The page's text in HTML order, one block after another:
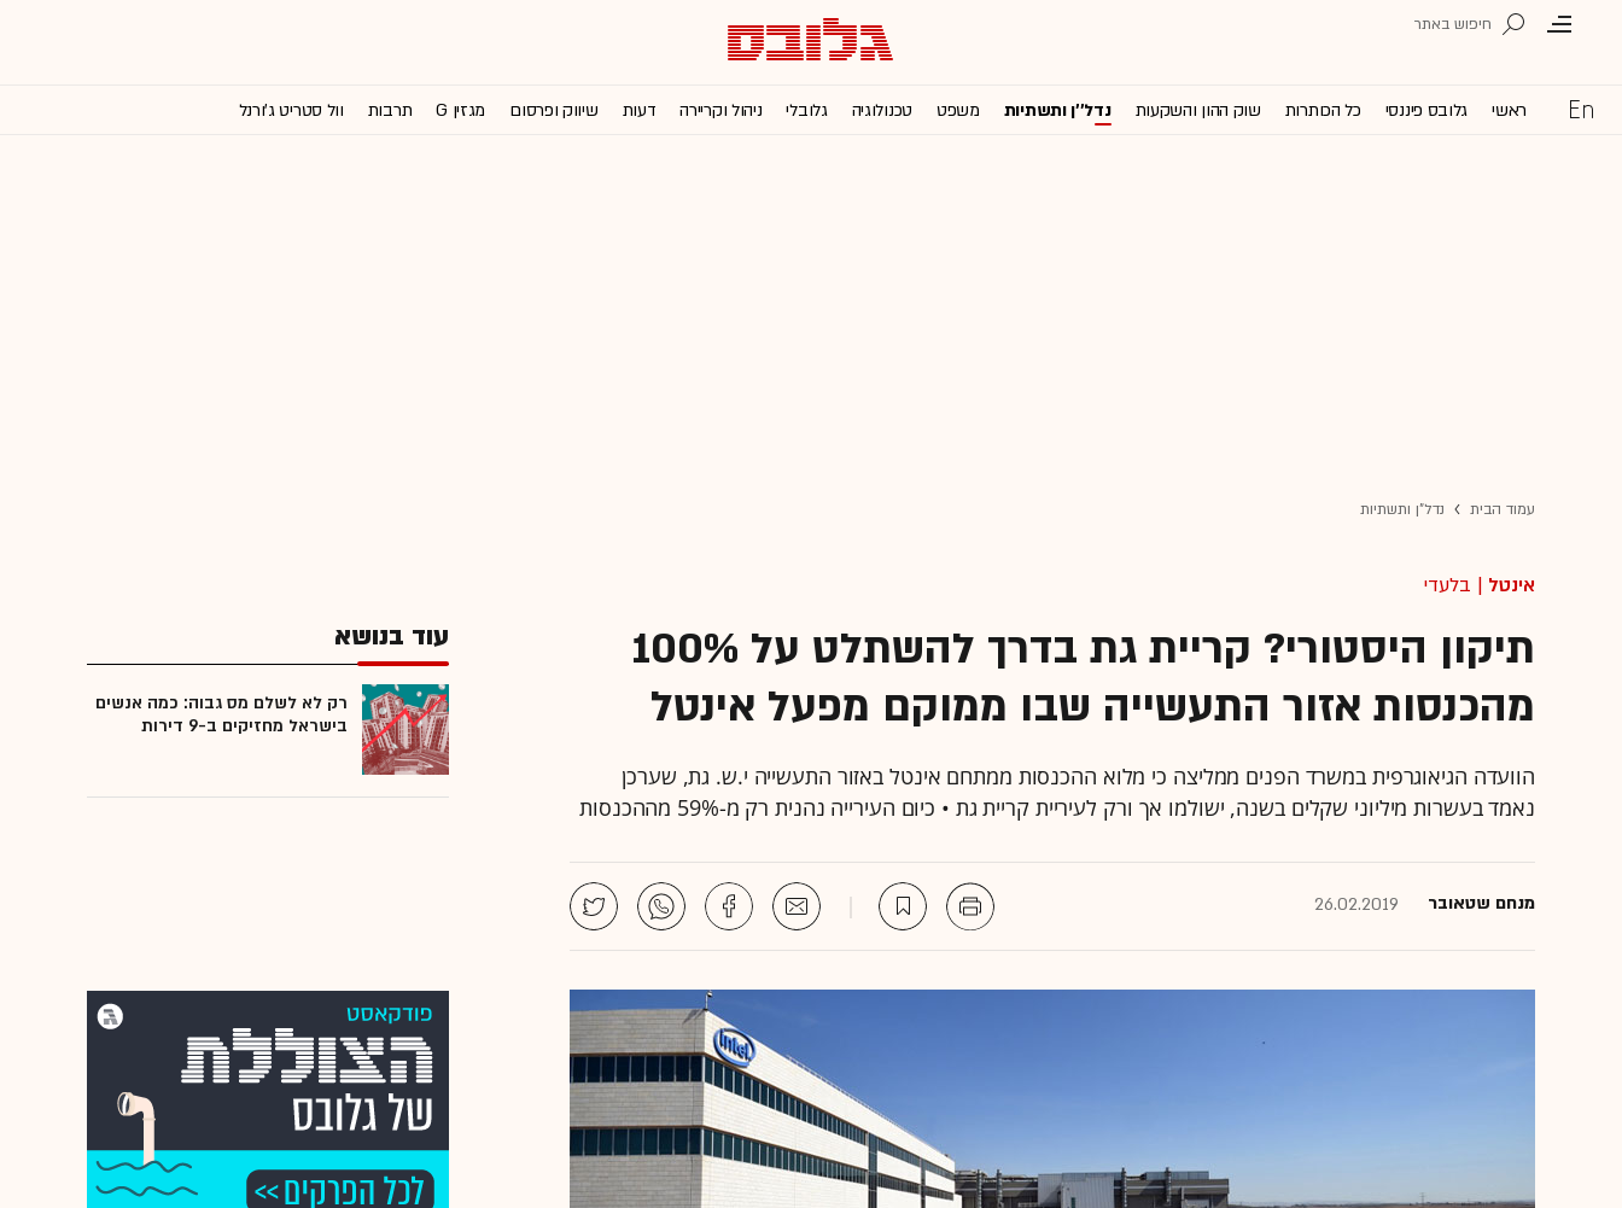
ראשי גלובס פיננסי כל הכותרות שוק ההון והשקעות נדל''ן ותשתיות משפט טכנולוגיה גלובלי ניהול וקריירה דעות שיווק ופרסום מגזין G תרבות וול סטריט ג'ורנל
עמוד הבית נדל"ן ותשתיות
אינטל | בלעדי
תיקון היסטורי? קריית גת בדרך להשתלט על 100%
מהכנסות אזור התעשייה שבו ממוקם מפעל אינטל
הוועדה הגיאוגרפית במשרד הפנים ממליצה כי מלוא ההכנסות ממתחם אינטל באזור התעשייה י.ש. גת, שערכן
נאמד בעשרות מיליוני שקלים בשנה, ישולמו אך ורק לעיריית קריית גת • כיום העירייה נהנית רק מ-59% מההכנסות
מנחם שטאובר 26.02.2019
עוד בנושא
רק לא לשלם מס גבוה: כמה אנשים
בישראל מחזיקים ב-9 דירות